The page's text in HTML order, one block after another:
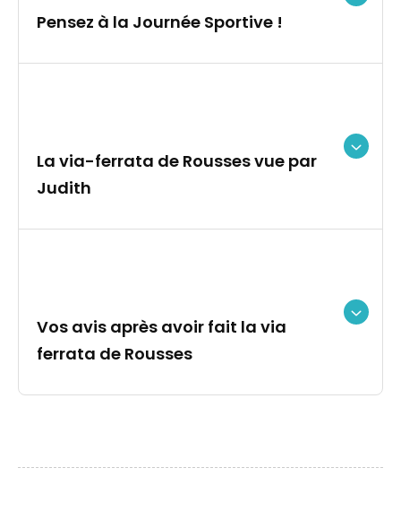
Pensez à la Journée Sportive !
La via-ferrata de Rousses vue par
Judith
Vos avis après avoir fait la via
ferrata de Rousses